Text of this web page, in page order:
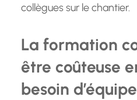
collègues sur le chantier.
La formation
être coûteuse
besoin